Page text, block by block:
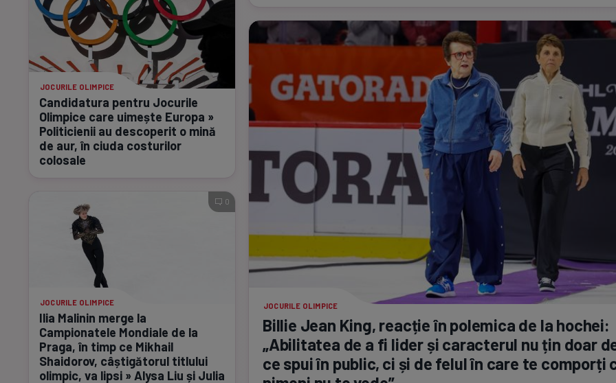
JOCURILE OLIMPICE
Candidatura pentru Jocurile
Olimpice care uimește Europa »
Politicienii au descoperit o mină
de aur, în ciuda costurilor
colosale
JOCURILE OLIMPICE
Ilia Malinin merge la
Campionatele Mondiale de la
Praga, în timp ce Mikhail
Shaidorov, câștigătorul titlului
olimpic, va lipsi » Alysa Liu și Julia
0
JOCURILE OLIMPICE
Billie Jean King, reacție în polemica de la hochei:
„Abilitatea de a fi lider și caracterul nu țin doar
ce spui în public, ci și de felul în care te comporți